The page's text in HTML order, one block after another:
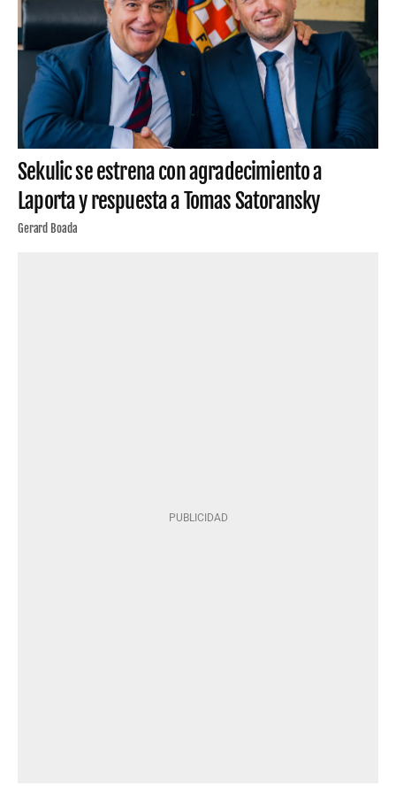
Sekulic se estrena con agradecimiento a
Laporta y respuesta a Tomas Satoransky
Gerard Boada